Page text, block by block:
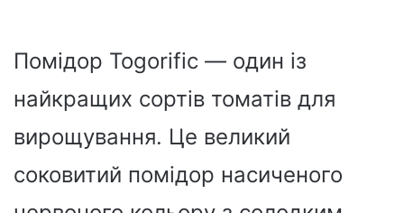
Помідор Togorific — один із
найкращих сортів томатів для
вирощування. Це великий
соковитий помідор насиченого